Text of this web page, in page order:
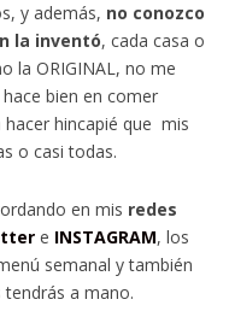
y además, no conozco
la inventó, cada casa o
la ORIGINAL, no me
bien en comer
hincapié que mis
o casi todas.
en mis redes
e INSTAGRAM, los
semanal y también
a mano.